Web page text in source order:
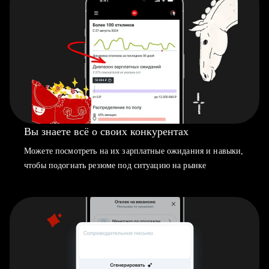
Вы знаете всё о своих конкурентах
Можете посмотреть на их зарплатные ожидания и навыки,
чтобы подогнать резюме под ситуацию на рынке